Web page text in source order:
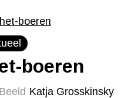
boeren
Beeld Katja Grosskinsky